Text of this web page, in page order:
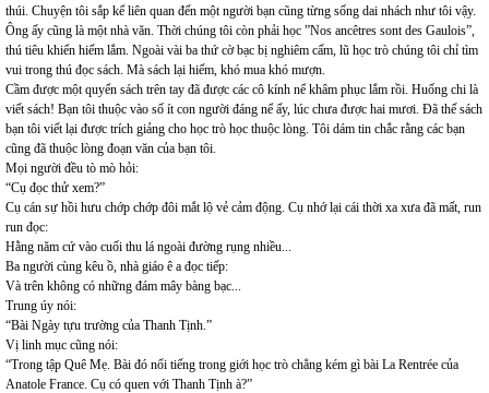
thúi. Chuyện tôi sắp kể liên quan đến một người bạn cũng từng sống dai nhách như tôi vậy.
Ông ấy cũng là một nhà văn. Thời chúng tôi còn phải học ”Nos ancêtres sont des Gaulois”,
thú tiêu khiển hiếm lắm. Ngoài vài ba thứ cờ bạc bị nghiêm cấm, lũ học trò chúng tôi chỉ tìm
vui trong thú đọc sách. Mà sách lại hiếm, khó mua khó mượn.
Cầm được một quyển sách trên tay đã được các cô kính nể khâm phục lắm rồi. Huống chi là
viết sách! Bạn tôi thuộc vào số ít con người đáng nể ấy, lúc chưa được hai mươi. Đã thế sách
bạn tôi viết lại được trích giảng cho học trò học thuộc lòng. Tôi dám tin chắc rằng các bạn
cũng đã thuộc lòng đoạn văn của bạn tôi.
Mọi người đều tò mò hỏi:
“Cụ đọc thử xem?”
Cụ cán sự hồi hưu chớp chớp đôi mắt lộ vẻ cảm động. Cụ nhớ lại cái thời xa xưa đã mất, run
run đọc:
Hằng năm cứ vào cuối thu lá ngoài đường rụng nhiều...
Ba người cùng kêu ồ, nhà giáo ê a đọc tiếp:
Và trên không có những đám mây bàng bạc...
Trung úy nói:
“Bài Ngày tựu trường của Thanh Tịnh.”
Vị linh mục cũng nói:
“Trong tập Quê Mẹ. Bài đó nổi tiếng trong giới học trò chẳng kém gì bài La Rentrée của
Anatole France. Cụ có quen với Thanh Tịnh à?”